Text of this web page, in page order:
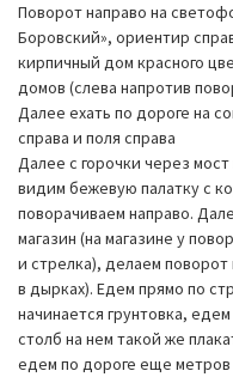
Поворот направо на
Боровский», ориентир
кирпичный дом красного
домов (слева напротив
Далее ехать по дороге на
справа и поля справа
Далее с горочки через
видим бежевую палатку с
поворачиваем направо.
магазин (на магазине у
и стрелка), делаем
в дырках). Едем прямо по
начинается грунтовка,
столб на нем такой же
едем по дороге еще метров